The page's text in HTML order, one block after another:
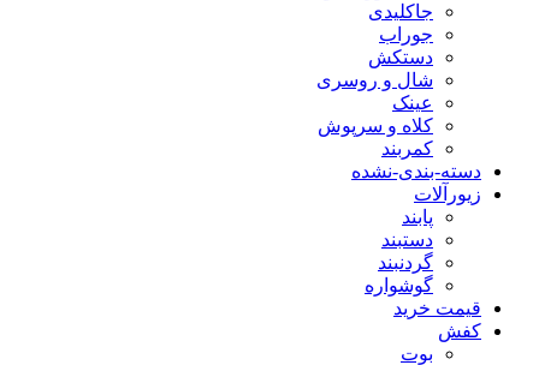
جاکلیدی
جوراب
دستکش
شال و روسری
عینک
کلاه و سرپوش
کمربند
دسته-بندی-نشده
زیورآلات
پابند
دستبند
گردنبند
گوشواره
قیمت خرید
کفش
بوت